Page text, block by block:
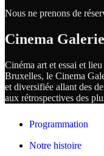
Nous ne prenons de
Cinema
Cinéma art et essai et
Bruxelles, le Cinema
et diversifiée allant des
aux rétrospectives des
Programmation
Notre histoire